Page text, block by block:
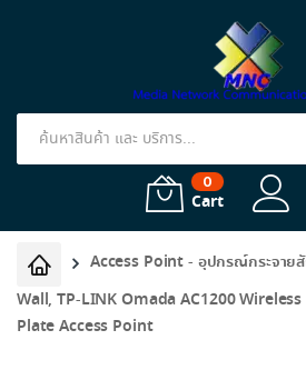
Products
0
Cart
Access Point - อุปกรณ์กระจา
Wall, TP-LINK Omada AC1200
Plate Access Point